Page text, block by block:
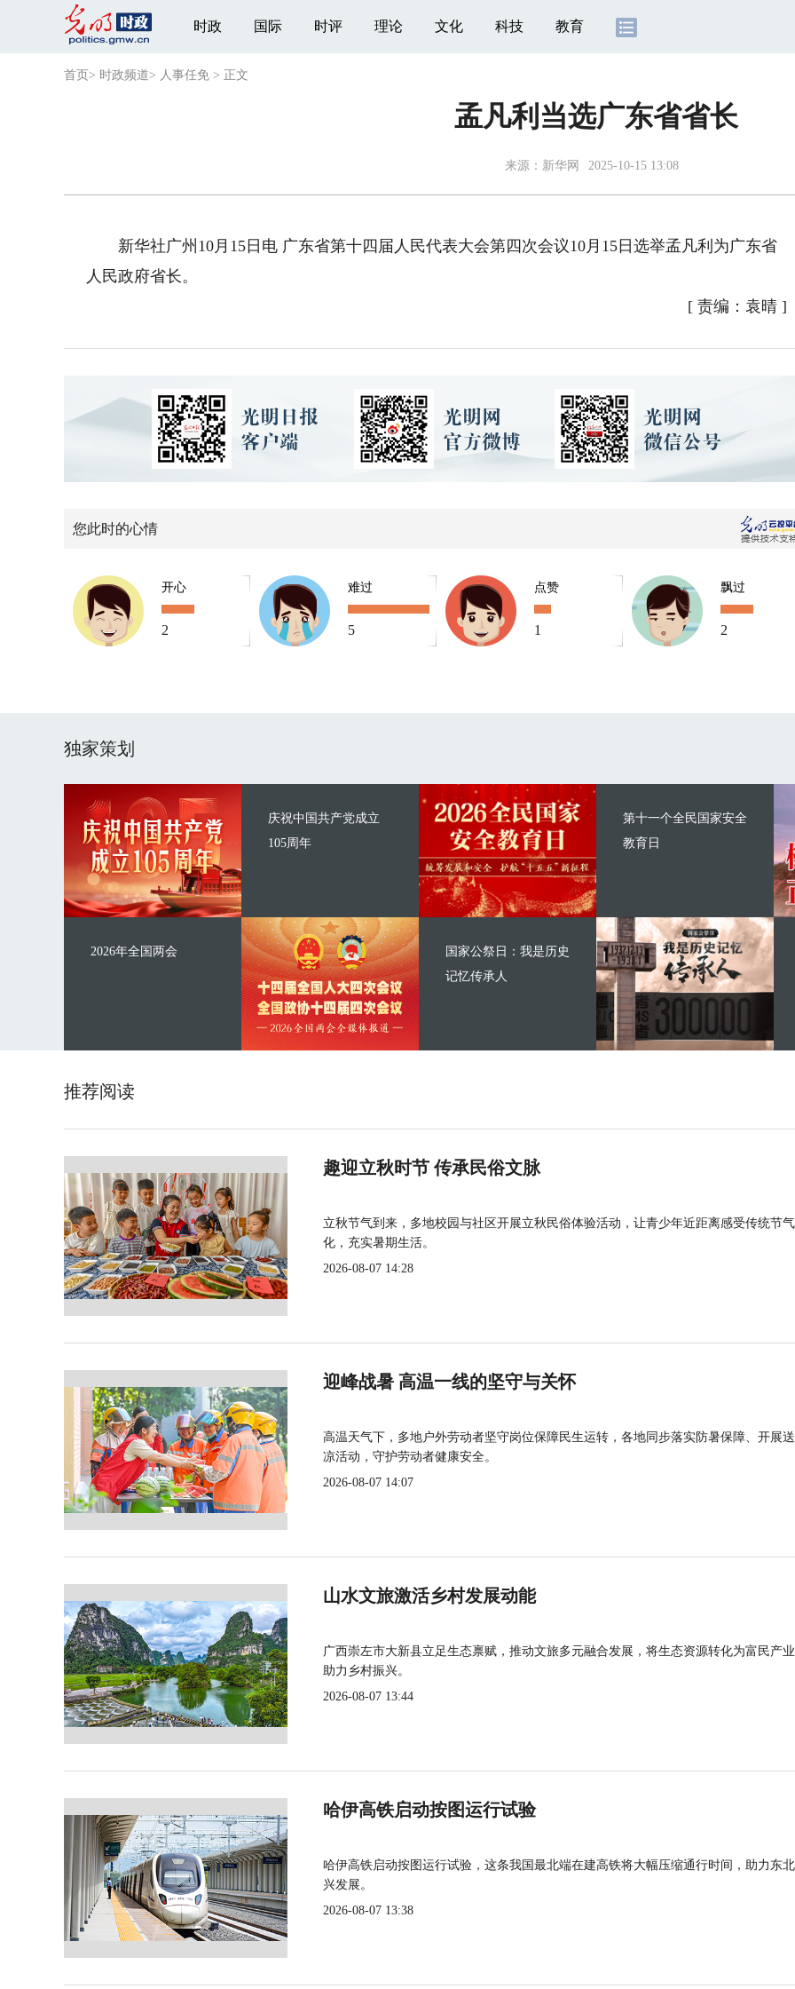
时政 国际 时评 理论 文化 科技 教育
首页 > 时政频道> 人事任免 > 正文
孟凡利当选广东省省长
来源： 新华网 2025-10-15 13:08
新华社广州10月15日电 广东省第十四届人民代表大会第四次会议10月15日选举孟凡利为广东省
人民政府省长。
[ 责编：袁晴 ]
您此时的心情
开心
2
难过
5
点赞
1
飘过
2
独家策划
庆祝中国共产党成立
105周年
2026年全国两会
第十一个全民国家安全
教育日
国家公祭日：我是历史
记忆传承人
推荐阅读
趣迎立秋时节 传承民俗文脉
立秋节气到来，多地校园与社区开展立秋民俗体验活动，让青少年近距离感受传统节
化，充实暑期生活。
2026-08-07 14:28
迎峰战暑 高温一线的坚守与关怀
高温天气下，多地户外劳动者坚守岗位保障民生运转，各地同步落实防暑保障、开展
凉活动，守护劳动者健康安全。
2026-08-07 14:07
山水文旅激活乡村发展动能
广西崇左市大新县立足生态禀赋，推动文旅多元融合发展，将生态资源转化为富民产
助力乡村振兴。
2026-08-07 13:44
哈伊高铁启动按图运行试验
哈伊高铁启动按图运行试验，这条我国最北端在建高铁将大幅压缩通行时间，助力东
兴发展。
2026-08-07 13:38